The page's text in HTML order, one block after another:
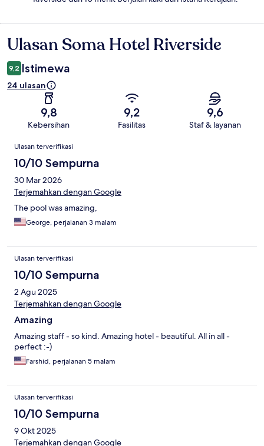
Ulasan
Ulasan Soma Hotel Riverside
9,2 Istimewa
24 ulasan
9,8
Kebersihan
9,2
Fasilitas
9,6
Staf & layanan
Ulasan
Ulasan terverifikasi
10/10 Sempurna
30 Mar 2026
Terjemahkan dengan Google
The pool was amazing,
George, perjalanan 3 malam
Ulasan terverifikasi
10/10 Sempurna
2 Agu 2025
Terjemahkan dengan Google
Amazing
Amazing staff - so kind. Amazing hotel - beautiful. All in all -
perfect :-)
Farshid, perjalanan 5 malam
Ulasan terverifikasi
10/10 Sempurna
9 Okt 2025
Terjemahkan dengan Google